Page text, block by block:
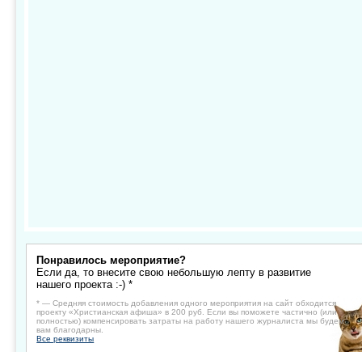
Понравилось мероприятие?
Если да, то внесите свою небольшую лепту в развитие
нашего проекта :-) *
* — Средняя стоимость добавления одного мероприятия на сайт обходится
проекту «Христианская афиша» в 200 руб. Если вы поможете частично (или
полностью) компенсировать затраты на работу нашего журналиста мы будем
вам благодарны.
Все реквизиты